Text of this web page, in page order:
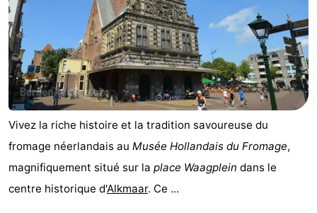
Méridionale
-
Leiden
Bollenstreek
-
Nature
Hollands
Duin
-
Noordwijk
-
Katwijk
Vivez la riche histoire et la tradition savoureuse du
fromage néerlandais au Musée Hollandais du Fromage,
magnifiquement situé sur la place Waagplein dans le
centre historique d'Alkmaar. Ce ...